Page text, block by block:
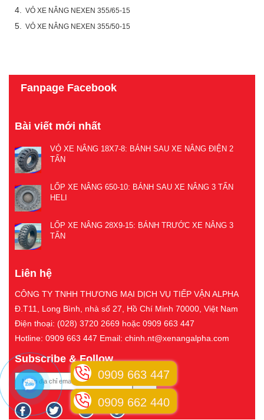
4. VỎ XE NÂNG NEXEN 355/65-15
5. VỎ XE NÂNG NEXEN 355/50-15
Fanpage Facebook
Bài viết mới nhất
VỎ XE NÂNG 18X7-8: BÁNH SAU XE NÂNG ĐIỆN 2
TẤN
LỐP XE NÂNG 650-10: BÁNH SAU XE NÂNG 3 TẤN
HELI
LỐP XE NÂNG 28X9-15: BÁNH TRƯỚC XE NÂNG 3
TẤN
Liên hệ
CÔNG TY TNHH THƯƠNG MẠI DỊCH VỤ TIẾP VẬN ALPHA
Đ.T11, Long Bình, nhà số 27, Hồ Chí Minh 70000, Việt Nam
Điện thoại: (028) 3720 2669 hoặc 0909 663 447
Hotline: 0909 663 447 Email: chinh.nt@xenangalpha.com
Subscribe & Follow
0909 663 447
0909 662 440